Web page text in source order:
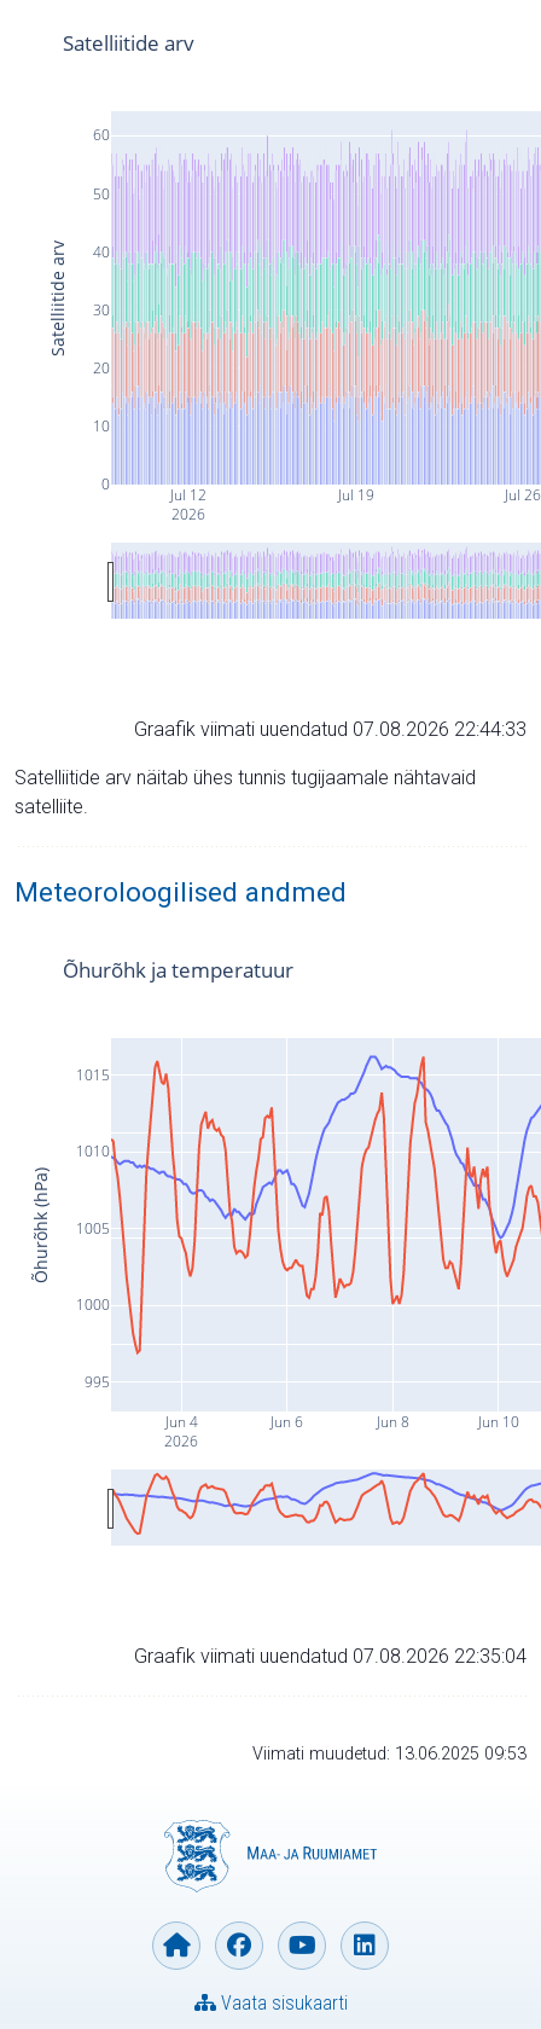
Jul 12
2026
Jul 19 Jul 26
0
10
20
30
40
50
60
Satelliitide arv
Satelliitide arv
Graafik viimati uuendatud 07.08.2026 22:44:33
Satelliitide arv näitab ühes tunnis tugijaamale nähtavaid
satelliite.
Meteoroloogilised andmed
Jun 4
2026
Jun 6 Jun 8 Jun 10
995
1000
1005
1010
1015
Õhurõhk ja temperatuur
Õhurõhk (hPa)
Graafik viimati uuendatud 07.08.2026 22:35:04
Viimati muudetud: 13.06.2025 09:53
Vaata sisukaarti